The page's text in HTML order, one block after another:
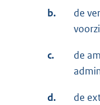
b.
de
c.
de
d.
de